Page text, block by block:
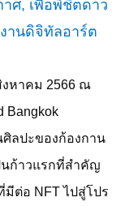
งหาคม 2566 ณ
Bangkok
ศิลปะของก้องกาน
นก้าวแรกที่สำคัญ
มีต่อ NFTไปสู่โปร